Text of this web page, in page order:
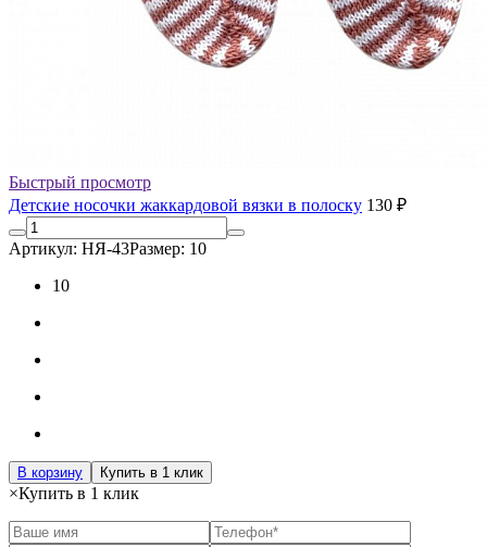
Быстрый просмотр
Детские носочки жаккардовой вязки в полоску 130 ₽
Артикул: НЯ-43Размер: 10
10
В корзину Купить в 1 клик
×Купить в 1 клик